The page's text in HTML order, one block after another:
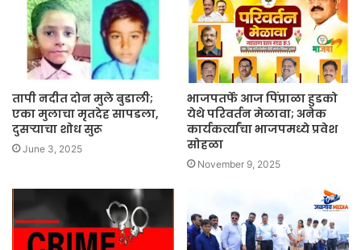
तापी नदीत दोन मुले बुडाली;
एका मुलाचा मृतदेह सापडला,
दुसऱ्याचा शोध सुरू
June 3, 2025
भाजपतर्फे आज पिंप्राळा हुडको
येथे परिवर्तन मेळावा; अनेक
कार्यकर्त्यांचा भाजपमध्ये प्रवेश
सोहळा
November 9, 2025